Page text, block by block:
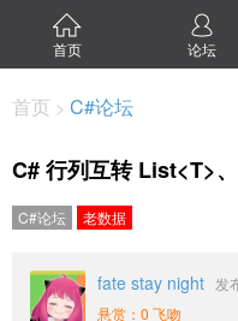
首页 论坛
首页 > C#论坛
C# 行列互转 List<T>
C#论坛 老数据
fate stay night 发
悬赏：0 飞吻